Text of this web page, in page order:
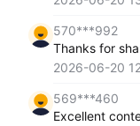
570***992
Thanks for
2026-06-20
569***460
Excellent